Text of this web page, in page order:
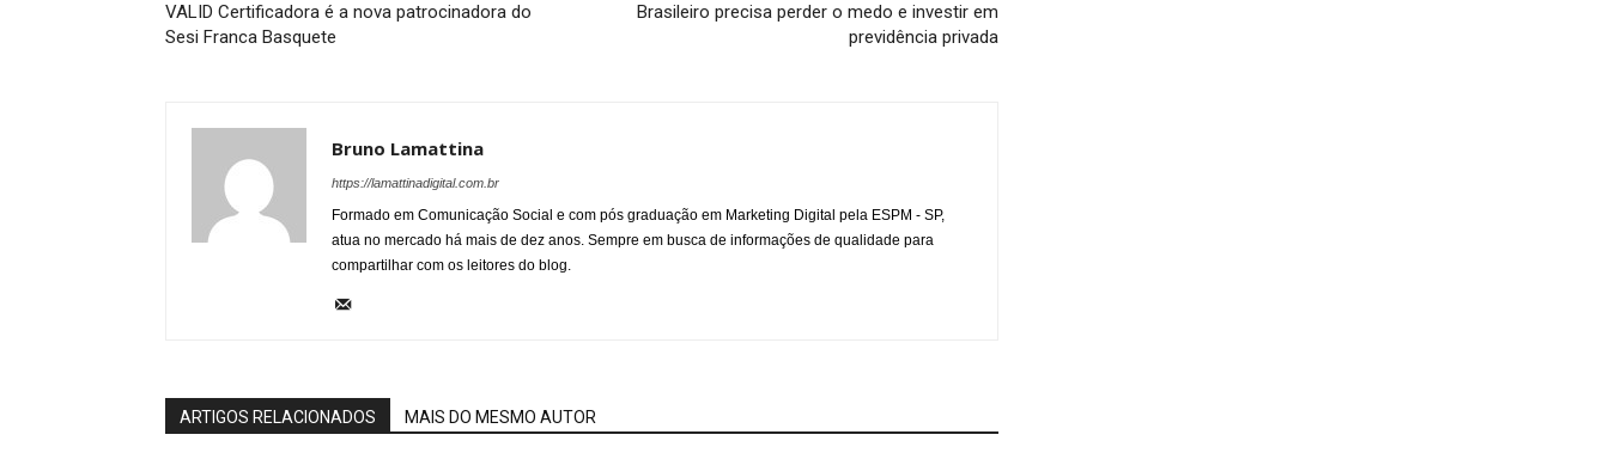
VALID Certificadora é a nova patrocinadora do
Sesi Franca Basquete
Brasileiro precisa perder o medo e investir em
previdência privada
Bruno Lamattina
https://lamattinadigital.com.br
Formado em Comunicação Social e com pós graduação em Marketing Digital pela ESPM - SP,
atua no mercado há mais de dez anos. Sempre em busca de informações de qualidade para
compartilhar com os leitores do blog.
ARTIGOS RELACIONADOS MAIS DO MESMO AUTOR